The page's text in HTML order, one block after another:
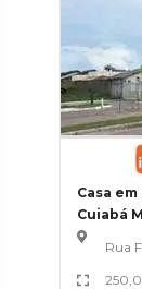
Casa
Cuiabá
Rua F